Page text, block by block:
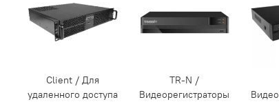
Client / Для
удаленного доступа
TR-N /
Видеорегистраторы